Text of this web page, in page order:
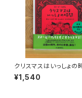
クリスマスはいっしょの
¥1,540